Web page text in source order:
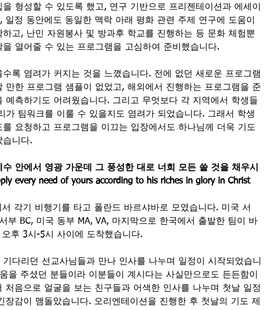
형성할 수 있도록 했고, 연구 기반으로 프리젠테이션과 에세이
일정 동안에도 동일한 맥락 아래 평화 관련 주제 연구에 도움이
고, 난민 자원봉사 및 방과후 학교를 진행하는 등 문화 체험뿐
열어줄 수 있는 프로그램을 고심하여 준비했습니다.
록 염려가 커지는 것을 느꼈습니다. 전에 없던 새로운 프로그램
만한 프로그램 샘플이 없었고, 해외에서 진행하는 프로그램을 준
예측하기도 어려웠습니다. 그리고 무엇보다 각 지역에서 학생들
가 팀워크를 이룰 수 있을지도 염려가 되었습니다. 그래서 학생
요청하고 프로그램을 이끄는 입장에서도 하나님께 더욱 기도
습니다.
안에서 영광 가운데 그 풍성한 대로 너희 모든 쓸 것을 채우시
every need of yours according to his riches in glory in Christ
각기 비행기를 타고 폴란드 바르샤바로 모였습니다. 미국 서
부 BC, 미국 동부 MA, VA, 마지막으로 한국에서 출발한 팀이 바
후 3시-5시 사이에 도착했습니다.
다리던 선교사님들과 만나 인사를 나누며 일정이 시작되었습니
을 주셨던 분들이라 이분들이 계시다는 사실만으로도 든든함이
처음으로 얼굴을 보는 친구들과 어색한 인사를 나누며 첫날 일정
장감이 맴돌았습니다. 오리엔테이션을 진행한 후 첫날의 기도 제